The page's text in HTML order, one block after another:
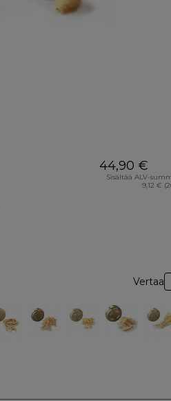
44,90 €
Sisältää ALV-
9,12 €
Vertaa